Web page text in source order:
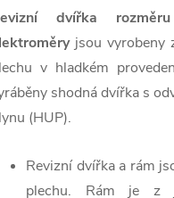
dvířka
jsou vyrobeny
v hladkém
shodná dvířka s
(HUP).
Revizní dvířka a rám
plechu. Rám je z